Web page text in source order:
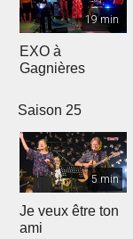
19 min
EXO à
Gagnières
Saison 25
5 min
Je veux être ton
ami